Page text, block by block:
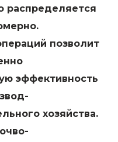
распределяется
позволит
эффективность
хозяйства.